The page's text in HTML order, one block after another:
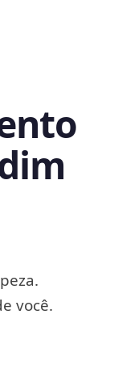
você.